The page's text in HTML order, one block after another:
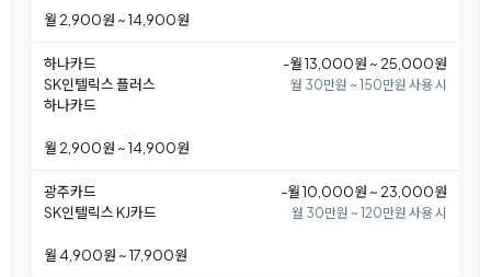
월 2,900원 ~ 14,900원
하나카드
SK인텔릭스 플러스
하나카드
-월 13,000원 ~ 25,000원
월 30만원 ~ 150만원 사용 시
월 2,900원 ~ 14,900원
광주카드
SK인텔릭스 KJ카드
-월 10,000원 ~ 23,000원
월 30만원 ~ 120만원 사용 시
월 4,900원 ~ 17,900원